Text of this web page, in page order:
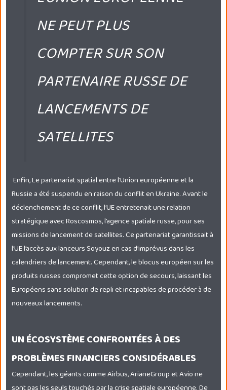
NE PEUT PLUS
COMPTER SUR SON
PARTENAIRE RUSSE DE
LANCEMENTS DE
SATELLITES
Enfin, Le partenariat spatial entre l’Union européenne et la
Russie a été suspendu en raison du conflit en Ukraine. Avant le
déclenchement de ce conflit, l’UE entretenait une relation
stratégique avec Roscosmos, l’agence spatiale russe, pour ses
missions de lancement de satellites. Ce partenariat garantissait à
l’UE l’accès aux lanceurs Soyouz en cas d’imprévus dans les
calendriers de lancement. Cependant, le blocus européen sur les
produits russes compromet cette option de secours, laissant les
Européens sans solution de repli et incapables de procéder à de
nouveaux lancements.
UN ÉCOSYSTÈME CONFRONTÉES À DES
PROBLÈMES FINANCIERS CONSIDÉRABLES
Cependant, les géants comme Airbus, ArianeGroup et Avio ne